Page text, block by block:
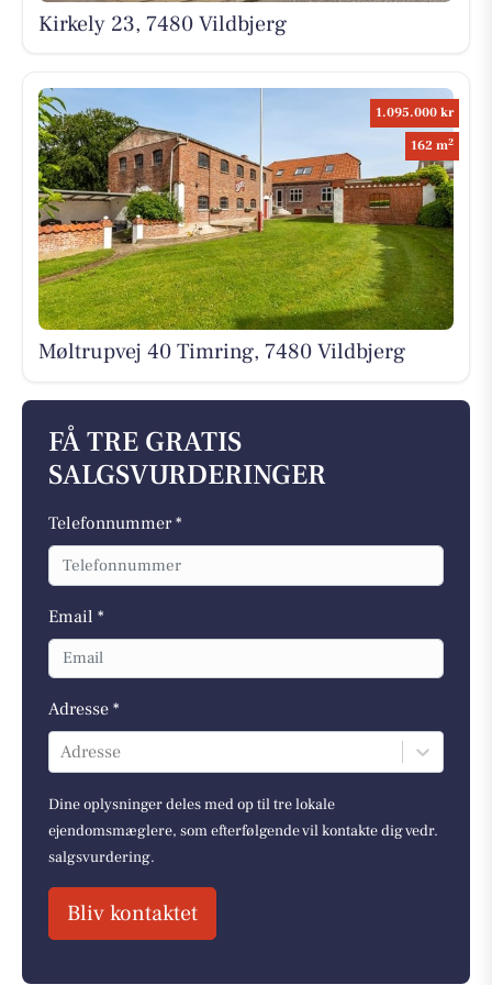
Kirkely 23, 7480 Vildbjerg
1.095.000 kr
162 m2
Møltrupvej 40 Timring, 7480 Vildbjerg
FÅ TRE GRATIS
SALGSVURDERINGER
Telefonnummer *
Email *
Adresse *
Adresse
Dine oplysninger deles med op til tre lokale
ejendomsmæglere, som efterfølgende vil kontakte dig vedr.
salgsvurdering.
Bliv kontaktet